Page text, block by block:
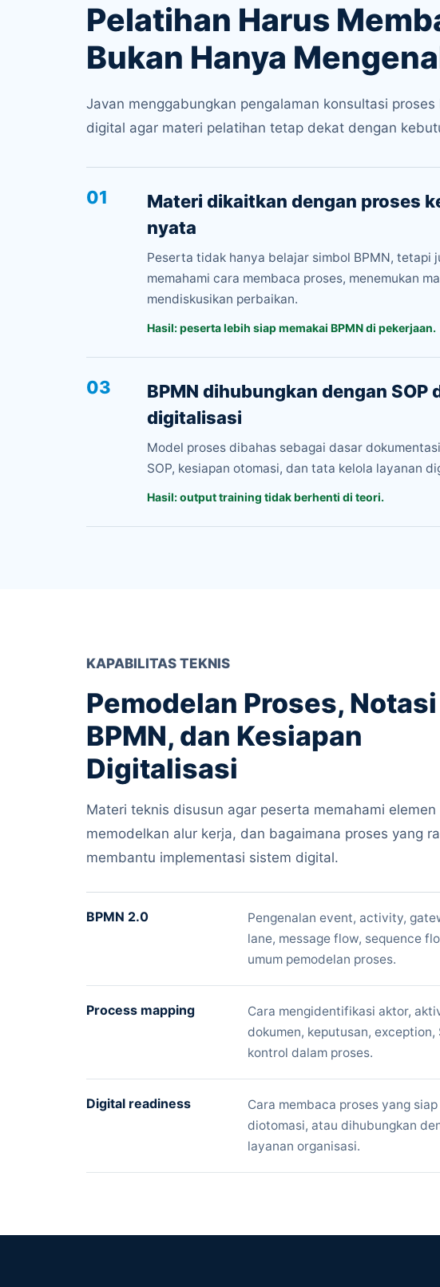
Pelatihan Harus
Bukan Hanya
Javan menggabungkan pengalaman konsultasi
digital agar materi pelatihan tetap dekat dengan
01
Materi dikaitkan dengan proses
nyata
Peserta tidak hanya belajar simbol BPMN, tetapi
memahami cara membaca proses, menemukan
mendiskusikan perbaikan.
Hasil: peserta lebih siap memakai BPMN di pekerjaan.
03
BPMN dihubungkan dengan SOP
digitalisasi
Model proses dibahas sebagai dasar
SOP, kesiapan otomasi, dan tata kelola layanan
Hasil: output training tidak berhenti di teori.
KAPABILITAS TEKNIS
Pemodelan Proses, Notasi
BPMN, dan Kesiapan
Digitalisasi
Materi teknis disusun agar peserta memahami elemen
memodelkan alur kerja, dan bagaimana proses yang
membantu implementasi sistem digital.
BPMN 2.0
Pengenalan event, activity,
lane, message flow, sequence
umum pemodelan proses.
Process mapping
Cara mengidentifikasi aktor,
dokumen, keputusan,
kontrol dalam proses.
Digital readiness
Cara membaca proses yang
diotomasi, atau dihubungkan
layanan organisasi.